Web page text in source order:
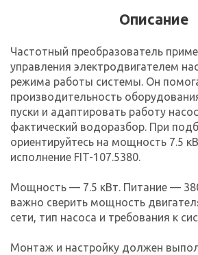
Описание
Частотный преобразователь
управления электродвигателем
режима работы системы. Он
производительность
пуски и адаптировать работу
фактический водоразбор. При
ориентируйтесь на мощность 7.5
исполнение FIT-107.5380.
Мощность — 7.5 кВт. Питание —
важно сверить мощность
сети, тип насоса и требования к
Монтаж и настройку должен